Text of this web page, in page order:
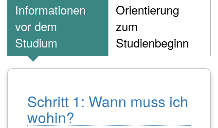
Informationen
vor dem
Studium
Orientierung
zum
Studienbeginn
Schritt 1: Wann muss ich
wohin?